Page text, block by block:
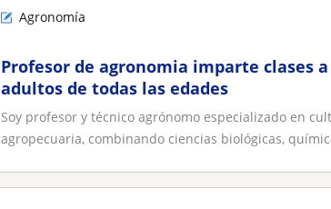
Agronomía
Profesor de agronomia imparte clases
adultos de todas las edades
Soy profesor y técnico agrónomo especializado en
agropecuaria, combinando ciencias biológicas,